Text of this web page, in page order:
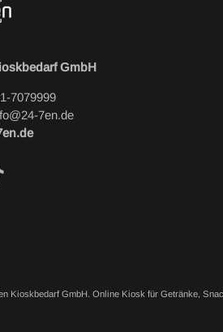
GmbH
7079999
7en.de
Kioskbedarf GmbH. Online Kiosk für Getränke,